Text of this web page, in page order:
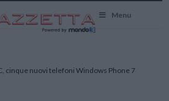
Menu
cinque nuovi telefoni Windows Phone 7